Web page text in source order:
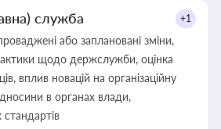
служба +1
або заплановані зміни,
щодо держслужби, оцінка
вплив новацій на організаційну
в органах влади,